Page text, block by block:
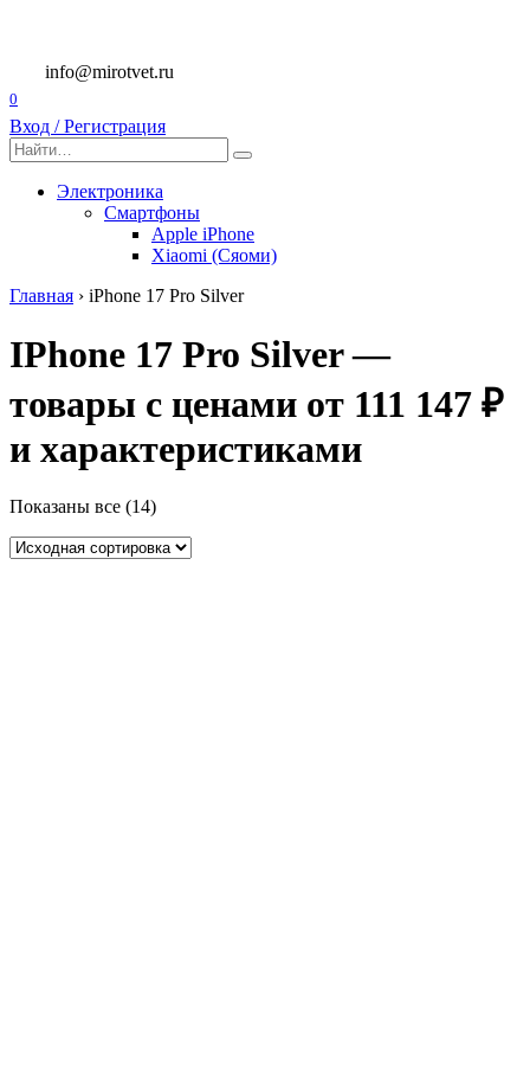
содержанию
info@mirotvet.ru
0
Вход / Регистрация
Search
for:
Электроника
Смартфоны
Apple iPhone
Xiaomi (Сяоми)
Главная › iPhone 17 Pro Silver
IPhone 17 Pro Silver —
товары с ценами от 111 147 ₽
и характеристиками
Показаны все (14)